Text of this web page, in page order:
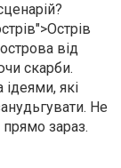
від
скарби.
ідеями, які
Не
прямо зараз.